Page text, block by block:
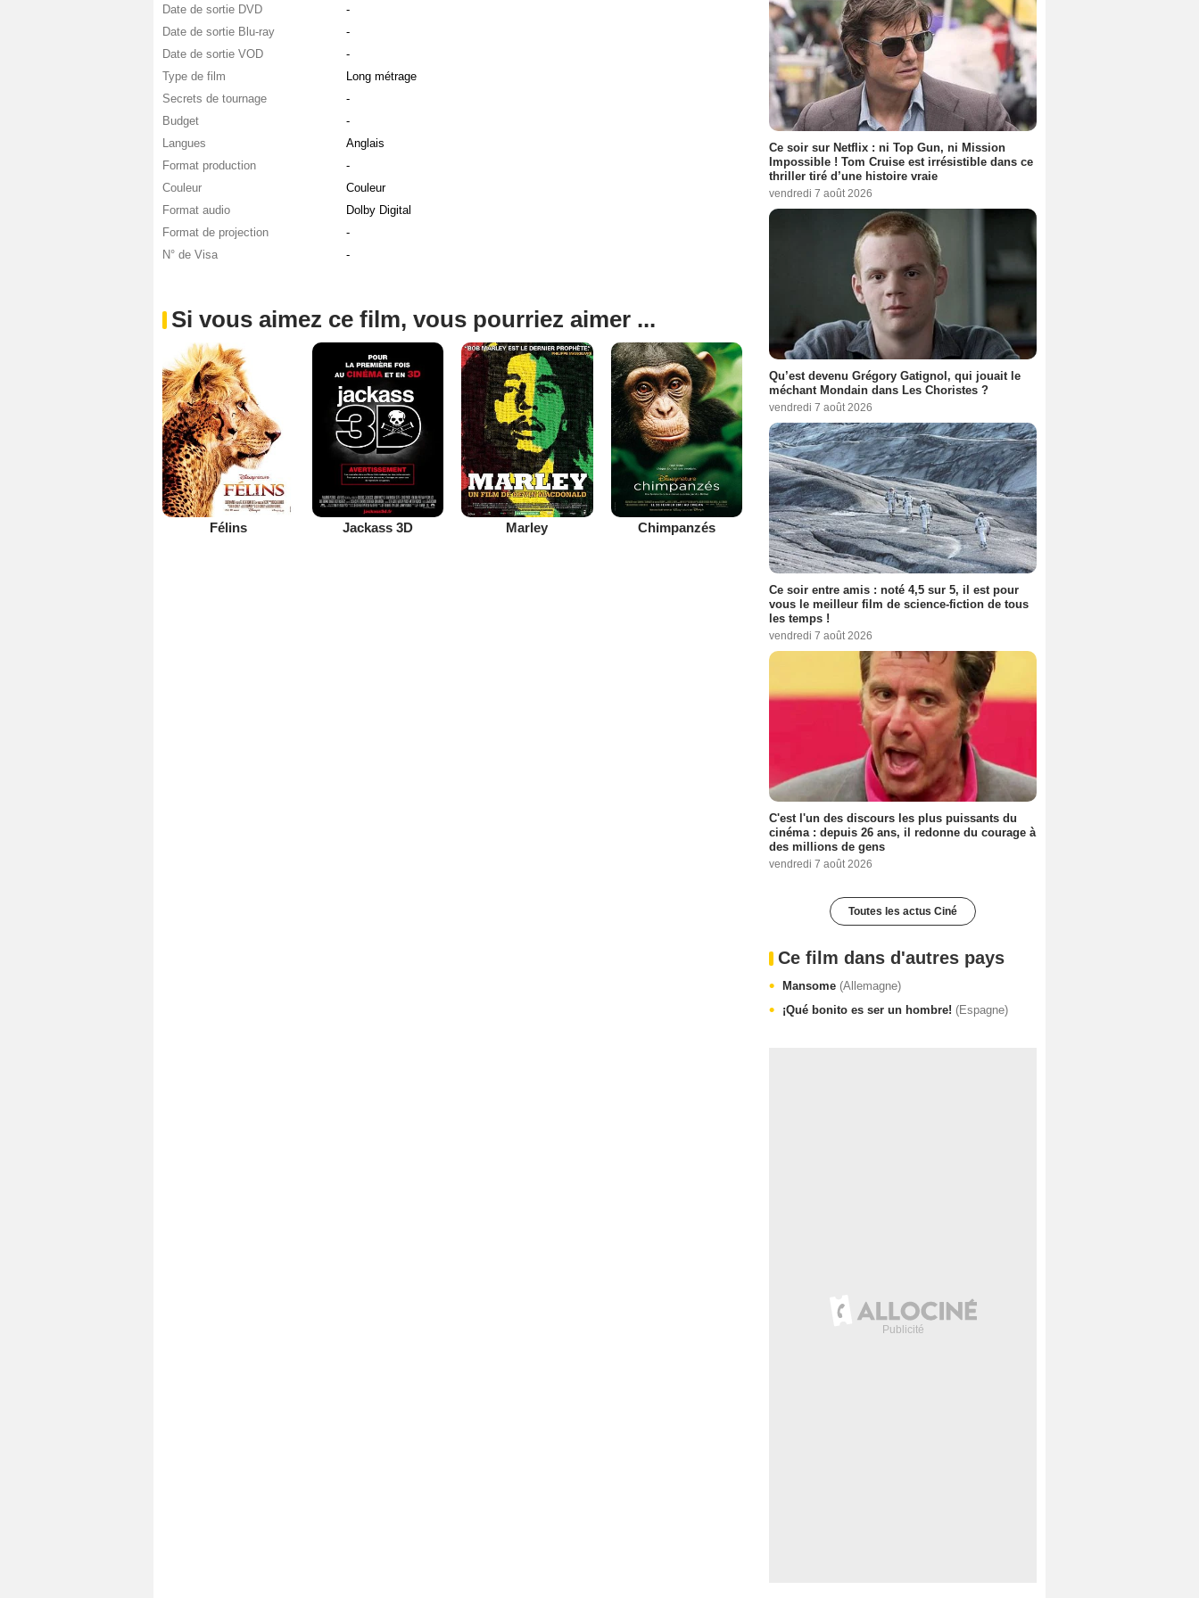
Date de sortie DVD
-
Date de sortie Blu-ray
-
Date de sortie VOD
-
Type de film
Long métrage
Secrets de tournage
-
Budget
-
Langues
Anglais
Format production
-
Couleur
Couleur
Format audio
Dolby Digital
Format de projection
-
N° de Visa
-
Si vous aimez ce film, vous pourriez aimer ...
Félins Jackass 3D Marley Chimpanzés
Ce soir sur Netflix : ni Top Gun, ni Mission
Impossible ! Tom Cruise est irrésistible dans ce
thriller tiré d’une histoire vraie
vendredi 7 août 2026
Qu’est devenu Grégory Gatignol, qui jouait le
méchant Mondain dans Les Choristes ?
vendredi 7 août 2026
Ce soir entre amis : noté 4,5 sur 5, il est pour
vous le meilleur film de science-fiction de tous
les temps !
vendredi 7 août 2026
C'est l'un des discours les plus puissants du
cinéma : depuis 26 ans, il redonne du courage à
des millions de gens
vendredi 7 août 2026
Toutes les actus Ciné
Ce film dans d'autres pays
Mansome (Allemagne)
¡Qué bonito es ser un hombre! (Espagne)